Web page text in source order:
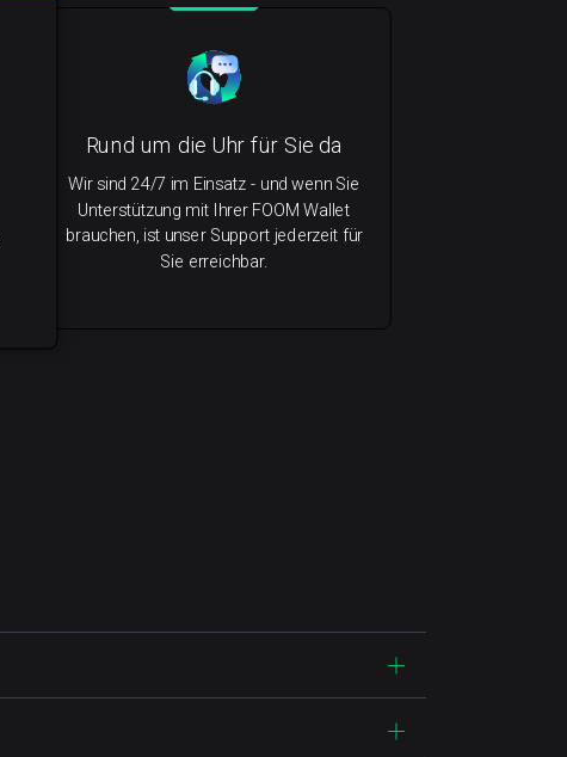
Rund um die Uhr für Sie da
Wir sind 24/7 im Einsatz - und wenn Sie
Unterstützung mit Ihrer FOOM Wallet
brauchen, ist unser Support jederzeit für
Sie erreichbar.